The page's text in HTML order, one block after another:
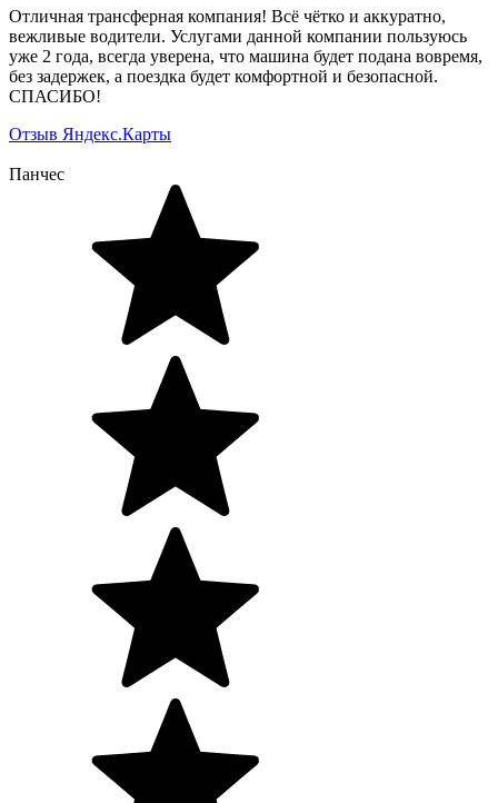
Отличная трансферная компания! Всё чётко и аккуратно,
вежливые водители. Услугами данной компании пользуюсь
уже 2 года, всегда уверена, что машина будет подана вовремя,
без задержек, а поездка будет комфортной и безопасной.
СПАСИБО!
Отзыв Яндекс.Карты
Панчес